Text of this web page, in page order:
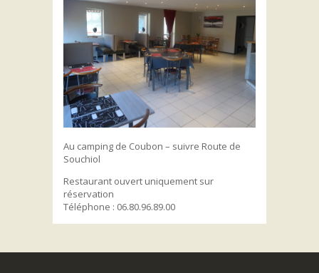
Au camping de Coubon – suivre Route de
Souchiol
Restaurant ouvert uniquement sur
réservation
Téléphone : 06.80.96.89.00